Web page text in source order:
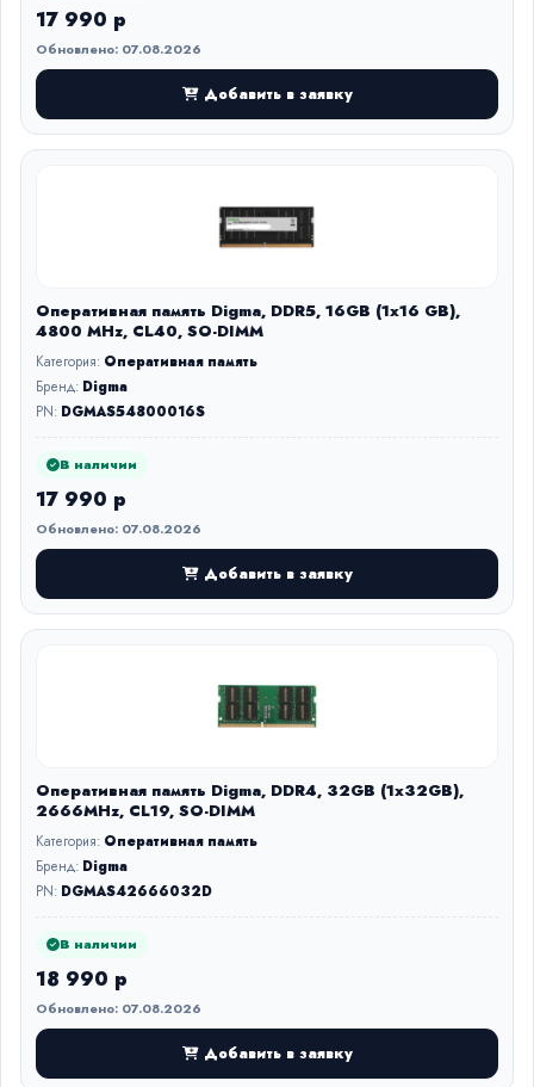
17 990 р
Обновлено: 07.08.2026
Добавить в заявку
Оперативная память Digma, DDR5, 16GB (1x16 GB),
4800 MHz, CL40, SO-DIMM
Категория: Оперативная память
Бренд: Digma
PN: DGMAS54800016S
В наличии
17 990 р
Обновлено: 07.08.2026
Добавить в заявку
Оперативная память Digma, DDR4, 32GB (1x32GB),
2666MHz, CL19, SO-DIMM
Категория: Оперативная память
Бренд: Digma
PN: DGMAS42666032D
В наличии
18 990 р
Обновлено: 07.08.2026
Добавить в заявку